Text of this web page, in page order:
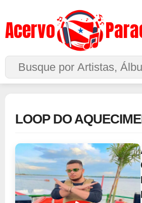
Acervo
Buscar no Site
LOOP DO